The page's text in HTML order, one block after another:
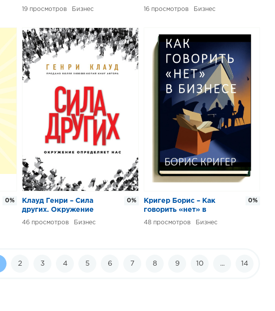
19 Бизнес
предсказывать
16 Бизнес
0%
Клауд Генри – Сила
других. Окружение
определяет нас
46 Бизнес
0%
Кригер Борис – Как
говорить «нет» в
бизнесе
48 Бизнес
0%
2 3 4 5 6 7 8 9 10 ... 14